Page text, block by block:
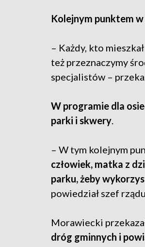
Kolejnym punktem
– Każdy, kto
też przeznaczymy
specjalistów –
W programie dla
parki i skwery.
– W tym kolejnym
człowiek, matka z
parku, żeby
powiedział szef
Morawiecki
dróg gminnych i